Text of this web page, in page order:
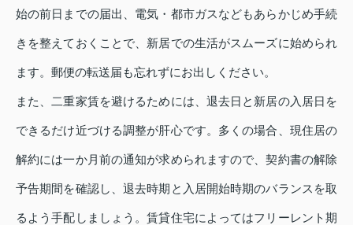
始の前日までの届出、電気・都市ガスなどもあらかじめ手続
きを整えておくことで、新居での生活がスムーズに始められ
ます。郵便の転送届も忘れずにお出しください。
また、二重家賃を避けるためには、退去日と新居の入居日を
できるだけ近づける調整が肝心です。多くの場合、現住居の
解約には一か月前の通知が求められますので、契約書の解除
予告期間を確認し、退去時期と入居開始時期のバランスを取
るよう手配しましょう。賃貸住宅によってはフリーレント期